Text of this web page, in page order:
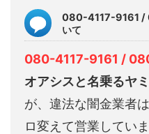
080-4117-9161 /
いて
080-4117-9161 /
オアシスと名乗るヤ
が、違法な闇金業者
ロ変えて営業していま